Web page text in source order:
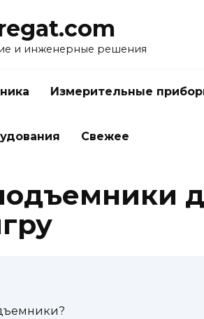
и инженерные решения
Измерительные
Свежее